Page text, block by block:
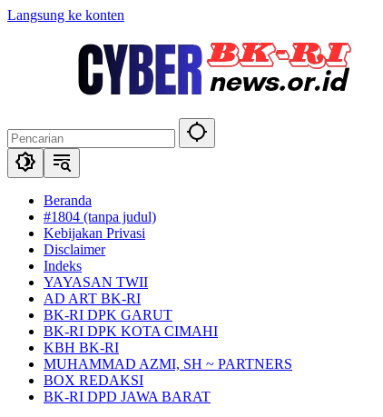
Langsung ke konten
Beranda
#1804 (tanpa judul)
Kebijakan Privasi
Disclaimer
Indeks
YAYASAN TWII
AD ART BK-RI
BK-RI DPK GARUT
BK-RI DPK KOTA CIMAHI
KBH BK-RI
MUHAMMAD AZMI, SH ~ PARTNERS
BOX REDAKSI
BK-RI DPD JAWA BARAT